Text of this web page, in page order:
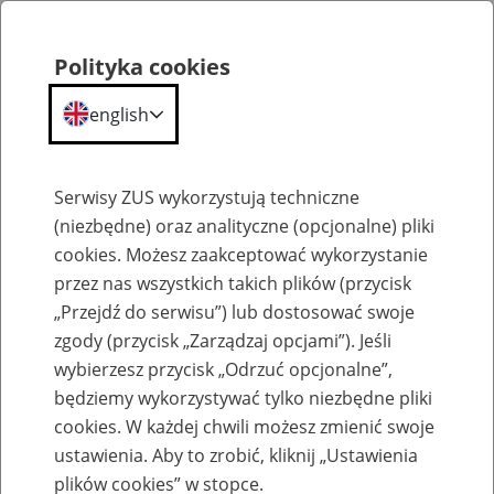
Komunikaty
Zmiany dotyczące badań u lekarzy
orzeczników – wydłużenie okresu, w
Polityka cookies
english
Serwisy ZUS wykorzystują techniczne
(niezbędne) oraz analityczne (opcjonalne) pliki
cookies. Możesz zaakceptować wykorzystanie
przez nas wszystkich takich plików (przycisk
„Przejdź do serwisu”) lub dostosować swoje
zgody (przycisk „Zarządzaj opcjami”). Jeśli
wybierzesz przycisk „Odrzuć opcjonalne”,
będziemy wykorzystywać tylko niezbędne pliki
cookies. W każdej chwili możesz zmienić swoje
ustawienia. Aby to zrobić, kliknij „Ustawienia
plików cookies” w stopce.